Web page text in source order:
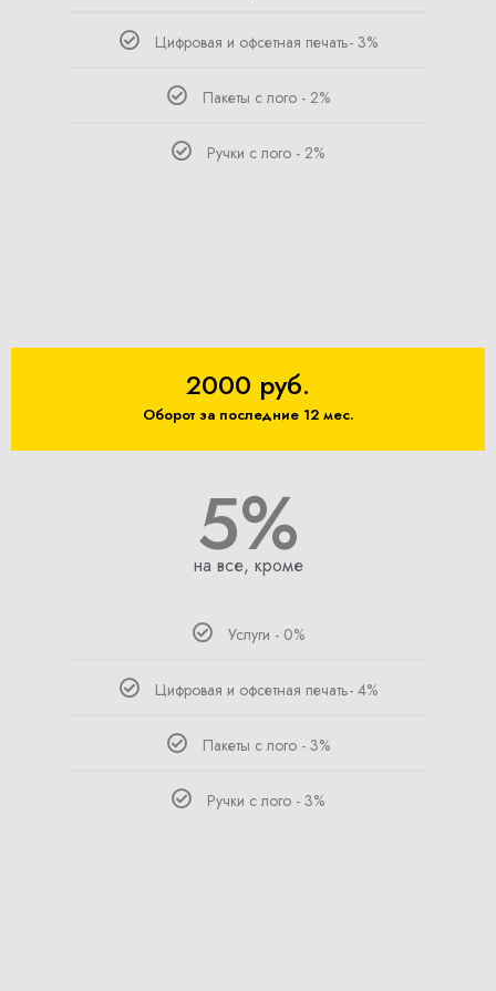
Цифровая и офсетная печать- 3%
Пакеты с лого - 2%
Ручки с лого - 2%
2000 руб.
Оборот за последние 12 мес.
5%
на все, кроме
Услуги - 0%
Цифровая и офсетная печать- 4%
Пакеты с лого - 3%
Ручки с лого - 3%